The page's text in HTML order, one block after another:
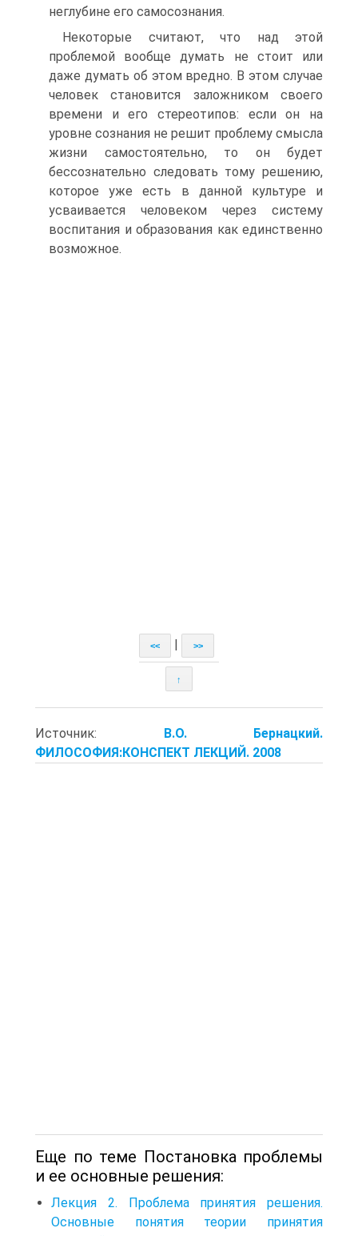
неглубине его самосознания.
Некоторые считают, что над этой
проблемой вообще думать не стоит или
даже думать об этом вредно. В этом случае
человек становится заложником своего
времени и его стереотипов: если он на
уровне сознания не решит проблему смысла
жизни самостоятельно, то он будет
бессознательно следовать тому решению,
которое уже есть в данной культуре и
усваивается человеком через систему
воспитания и образования как единственно
возможное.
<< >>
↑
Источник: В.О. Бернацкий.
ФИЛОСОФИЯ:КОНСПЕКТ ЛЕКЦИЙ. 2008
Еще по теме Постановка проблемы
и ее основные решения:
Лекция 2. Проблема принятия решения.
Основные понятия теории принятия